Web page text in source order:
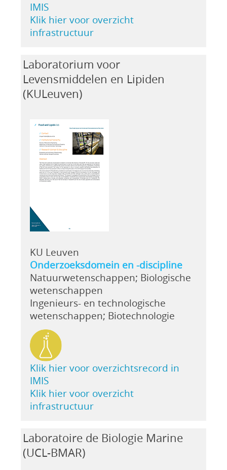
IMIS
Klik hier voor overzicht
infrastructuur
Laboratorium voor
Levensmiddelen en Lipiden
(KULeuven)
KU Leuven
Onderzoeksdomein en -discipline
Natuurwetenschappen; Biologische
wetenschappen
Ingenieurs- en technologische
wetenschappen; Biotechnologie
Klik hier voor overzichtsrecord in
IMIS
Klik hier voor overzicht
infrastructuur
Laboratoire de Biologie Marine
(UCL-BMAR)